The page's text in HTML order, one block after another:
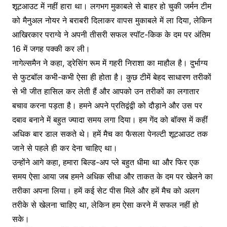
शूटआउट में नहीं हारा था। लगभग मुकाबले से बाहर हो चुकी जर्मन टीम
को मैनुअल नोयर ने बराबरी दिलाकर वापस मुकाबले में ला दिया, लेकिन
आखिरकार पराग्वे ने अपनी तीसरी सफल स्पॉट-किक के दम पर अंतिम
16 में जगह पक्की कर ली।
नागेल्समैन ने कहा, ड्रेसिंग रूम में गहरी निराशा का माहौल है। दुर्भाग्य
से फुटबॉल कभी-कभी ऐसा ही होता है। कुछ टीमें बेहद साधारण तरीकों
से भी जीत हासिल कर लेती हैं और आपको उन तरीकों का लगातार
बचाव करना पड़ता है। हमने अपने प्रतिद्वंद्वी को दौड़ाने और उस पर
दबाव बनाने में बहुत ज्यादा समय लगा दिया। हम गेंद को बॉक्स में कहीं
अधिक बार डाल सकते थे। हमें मैच का फैसला पेनल्टी शूटआउट तक
जाने से पहले ही कर देना चाहिए था।
उन्होंने आगे कहा, हमारा बिल्ड-अप प्ले बहुत धीमा था और फिर एक
समय ऐसा आया जब हमने अधिक सीधा और ताकत के दम पर खेलने का
तरीका अपना लिया। हमें कई सेट पीस मिले और हमें मैच को अलग
तरीके से खेलना चाहिए था, लेकिन हम ऐसा करने में सफल नहीं हो
सके।